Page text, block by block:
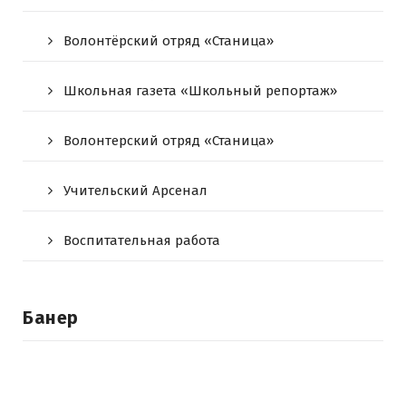
Волонтёрский отряд «Станица»
Школьная газета «Школьный репортаж»
Волонтерский отряд «Станица»
Учительский Арсенал
Воспитательная работа
Банер